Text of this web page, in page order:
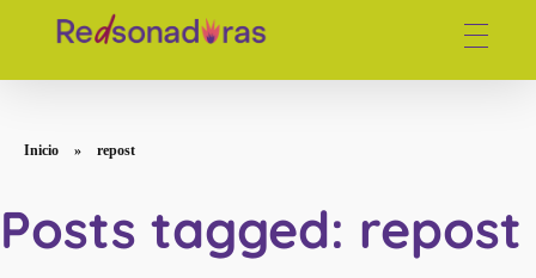
Inicio » repost
Posts tagged: repost